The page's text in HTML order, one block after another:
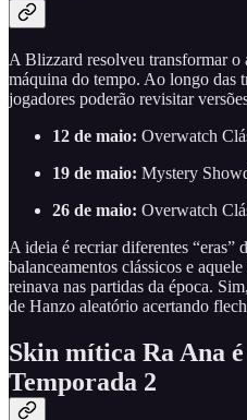
A Blizzard resolveu transformar o
máquina do tempo. Ao longo das
jogadores poderão revisitar
12 de maio: Overwatch
19 de maio: Mystery
26 de maio: Overwatch
A ideia é recriar diferentes
balanceamentos clássicos e
reinava nas partidas da época.
de Hanzo aleatório acertando
Skin mítica Ra Ana é
Temporada 2